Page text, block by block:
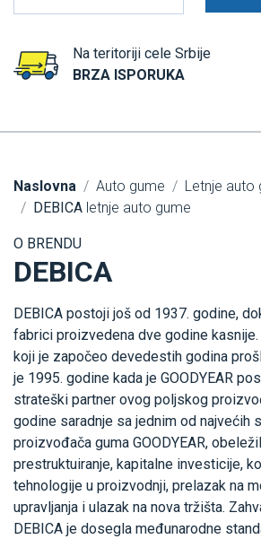
Na teritoriji cele Srbije
BRZA ISPORUKA
Naslovna Auto gume
Letnje auto
DEBICA letnje auto gume
O BRENDU
DEBICA
DEBICA postoji još od 1937. godine,
fabrici proizvedena dve godine
koji je započeo devedestih godina
je 1995. godine kada je GOODYEAR
strateški partner ovog poljskog
godine saradnje sa jednim od najvećih
proizvođača guma GOODYEAR,
prestruktuiranje, kapitalne investicije,
tehnologije u proizvodnji, prelazak na
upravljanja i ulazak na nova tržišta.
DEBICA je dosegla međunarodne